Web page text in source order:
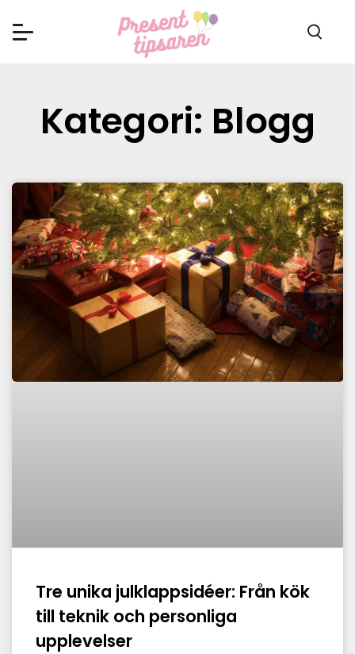
Kategori: Blogg
Tre unika julklappsidéer: Från kök
till teknik och personliga
upplevelser